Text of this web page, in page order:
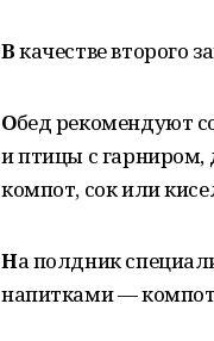
Вкачестве второго
Обед рекомендуют
и птицы с
компот, сок или
На полдник
напитками —